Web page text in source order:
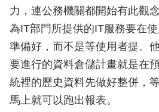
力，連公務機關都開始有此觀
為IT部門所提供的IT服務要在
準備好，而不是等使用者提。
要進行的資料倉儲計畫就是在
統裡的歷史資料先做好整併，
馬上就可以跑出報表。